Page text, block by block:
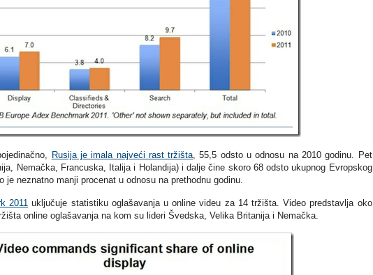
Rusija je imala najveći rast tržišta, 55,5 odsto u odnosu na 2010 godinu. Pet
Nemačka, Francuska, Italija i Holandija) i dalje čine skoro 68 odsto ukupnog Evropskog
je neznatno manji procenat u odnosu na prethodnu godinu.
2011 uključuje statistiku oglašavanja u online videu za 14 tržišta. Video predstavlja oko
online oglašavanja na kom su lideri Švedska, Velika Britanija i Nemačka.